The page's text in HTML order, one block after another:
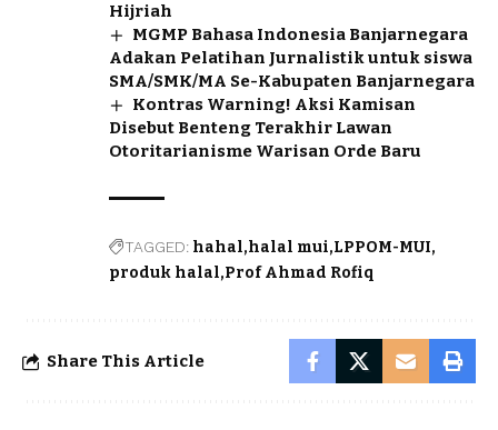
Hijriah
MGMP Bahasa Indonesia Banjarnegara
Adakan Pelatihan Jurnalistik untuk siswa
SMA/SMK/MA Se-Kabupaten Banjarnegara
Kontras Warning! Aksi Kamisan
Disebut Benteng Terakhir Lawan
Otoritarianisme Warisan Orde Baru
TAGGED: hahal halal mui LPPOM-MUI
produk halal Prof Ahmad Rofiq
Share This Article